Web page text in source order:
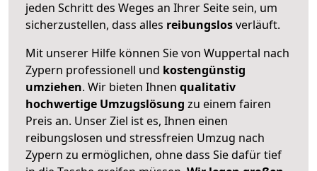
jeden Schritt des Weges an Ihrer Seite sein, um
sicherzustellen, dass alles reibungslosverläuft.
Mit unserer Hilfe können Sie von Wuppertal nach
Zypern professionell und kostengünstig
umziehen. Wir bieten Ihnen qualitativ
hochwertige Umzugslösung zu einem fairen
Preis an. Unser Ziel ist es, Ihnen einen
reibungslosen und stressfreien Umzug nach
Zypern zu ermöglichen, ohne dass Sie dafür tief